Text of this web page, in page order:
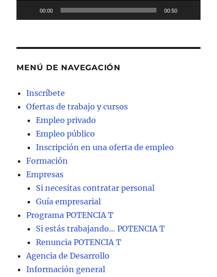
00:00 00:50
MENÚ DE NAVEGACIÓN
Inscríbete
Ofertas de trabajo y cursos
Empleo privado
Empleo público
Inscripción en una oferta de empleo
Formación
Empresas
Si necesitas contratar personal
Guía empresarial
Programa POTENCIA T
Si estás trabajando… POTENCIA T
Renuncia POTENCIA T
Agencia de Desarrollo
Información general